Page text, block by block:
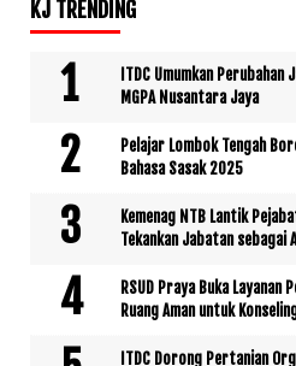
KJ TRENDING
ITDC Umumkan
MGPA Nusantara Jaya
Pelajar Lombok Tengah
Bahasa Sasak 2025
Kemenag NTB Lantik
Tekankan Jabatan sebagai
RSUD Praya Buka
Ruang Aman untuk
ITDC Dorong Pertanian